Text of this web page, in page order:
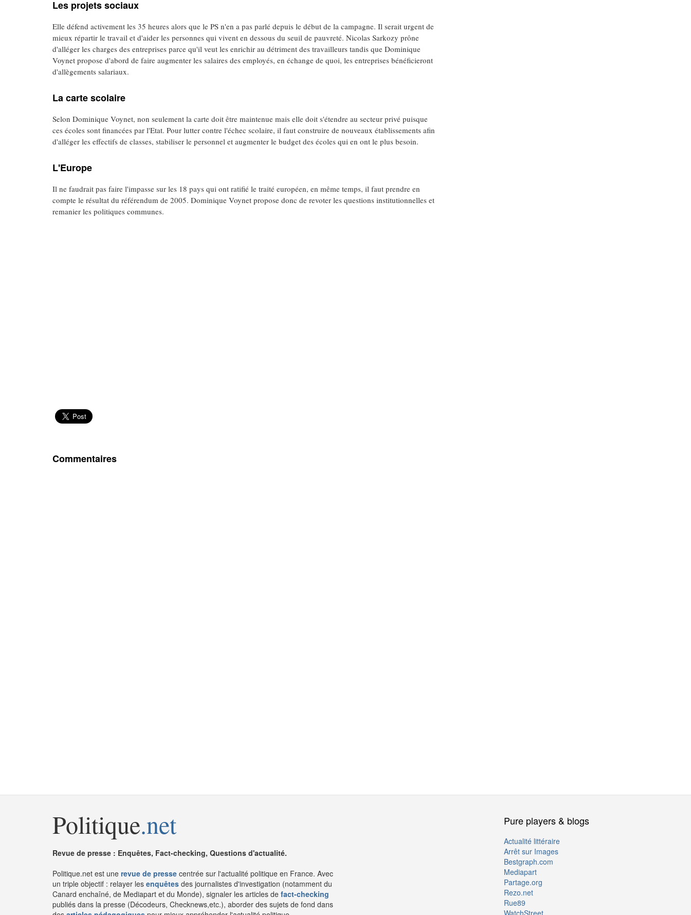
Les projets sociaux
Elle défend activement les 35 heures alors que le PS n'en a pas parlé depuis le début de la campagne. Il serait urgent de
mieux répartir le travail et d'aider les personnes qui vivent en dessous du seuil de pauvreté. Nicolas Sarkozy prône
d'alléger les charges des entreprises parce qu'il veut les enrichir au détriment des travailleurs tandis que Dominique
Voynet propose d'abord de faire augmenter les salaires des employés, en échange de quoi, les entreprises bénéficieront
d'allègements salariaux.
La carte scolaire
Selon Dominique Voynet, non seulement la carte doit être maintenue mais elle doit s'étendre au secteur privé puisque
ces écoles sont financées par l'Etat. Pour lutter contre l'échec scolaire, il faut construire de nouveaux établissements afin
d'alléger les effectifs de classes, stabiliser le personnel et augmenter le budget des écoles qui en ont le plus besoin.
L'Europe
Il ne faudrait pas faire l'impasse sur les 18 pays qui ont ratifié le traité européen, en même temps, il faut prendre en
compte le résultat du référendum de 2005. Dominique Voynet propose donc de revoter les questions institutionnelles et
remanier les politiques communes.
Commentaires
Politique.net
Revue de presse : Enquêtes, Fact-checking, Questions d'actualité.
Politique.net est une revue de presse centrée sur l'actualité politique en France. Avec
un triple objectif : relayer les enquêtes des journalistes d'investigation (notamment du
Canard enchaîné, de Mediapart et du Monde), signaler les articles de fact-checking
publiés dans la presse (Décodeurs, Checknews,etc.), aborder des sujets de fond dans
Pure players & blogs
Actualité littéraire
Arrêt sur Images
Bestgraph.com
Mediapart
Partage.org
Rezo.net
Rue89
WatchStreet